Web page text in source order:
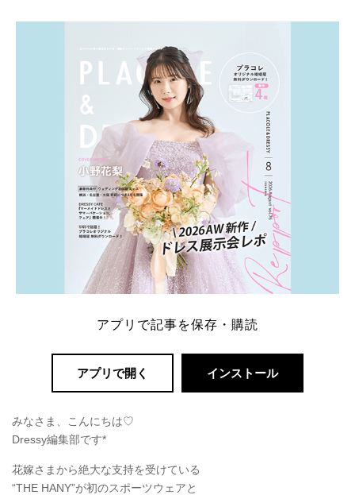
一番お得？」「プラコレの特典は？」といった疑問も
解決します。 まずは診断で候補を絞れる「ウェディ
ング診断」か、体験型 […]続きを読む
アプリで記事を保存・購読
アプリで開く インストール
みなさま、こんにちは♡
Dressy編集部です*
花嫁さまから絶大な支持を受けている
“THE HANY”が初のスポーツウェアと